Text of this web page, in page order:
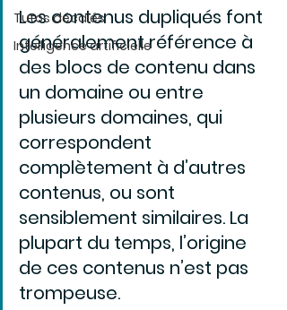
Tutos décalés
Intelligence artificielle
Les contenus dupliqués font
généralement référence à
des blocs de contenu dans
un domaine ou entre
plusieurs domaines, qui
correspondent
complètement à d’autres
contenus, ou sont
sensiblement similaires. La
plupart du temps, l’origine
de ces contenus n’est pas
trompeuse.